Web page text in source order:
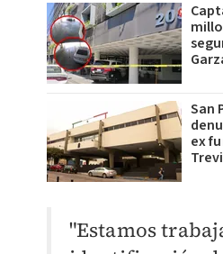
San
ex
"Estamos